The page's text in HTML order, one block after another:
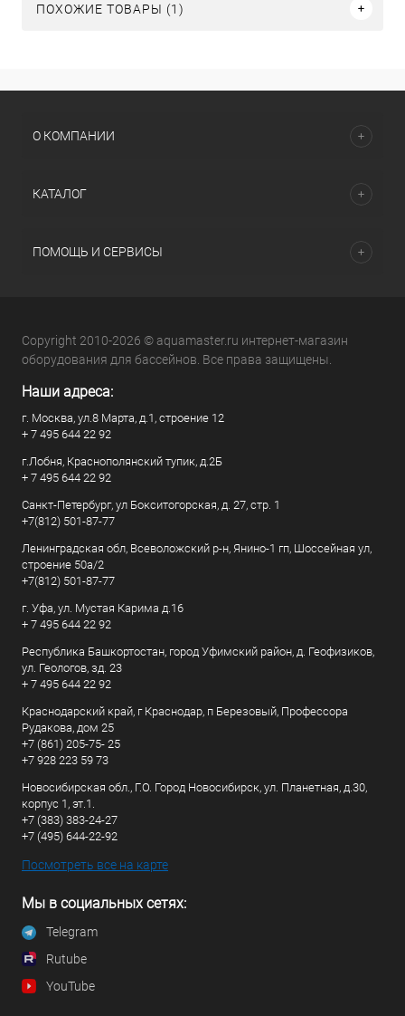
ПОХОЖИЕ ТОВАРЫ (1)
О КОМПАНИИ
КАТАЛОГ
ПОМОЩЬ И СЕРВИСЫ
Copyright 2010-2026 © aquamaster.ru интернет-магазин
оборудования для бассейнов. Все права защищены.
Наши адреса:
г. Москва, ул.8 Марта, д.1, строение 12
+ 7 495 644 22 92
г.Лобня, Краснополянский тупик, д.2Б
+ 7 495 644 22 92
Санкт-Петербург, ул Бокситогорская, д. 27, стр. 1
+7(812) 501-87-77
Ленинградская обл, Всеволожский р-н, Янино-1 гп, Шоссейная ул,
строение 50а/2
+7(812) 501-87-77
г. Уфа, ул. Мустая Карима д.16
+ 7 495 644 22 92
Республика Башкортостан, город Уфимский район, д. Геофизиков,
ул. Геологов, зд. 23
+ 7 495 644 22 92
Краснодарский край, г Краснодар, п Березовый, Профессора
Рудакова, дом 25
+7 (861) 205-75- 25
+7 928 223 59 73
Новосибирская обл., Г.О. Город Новосибирск, ул. Планетная, д.30,
корпус 1, эт.1.
+7 (383) 383-24-27
+7 (495) 644-22-92
Посмотреть все на карте
Мы в социальных сетях:
Telegram
Rutube
YouTube